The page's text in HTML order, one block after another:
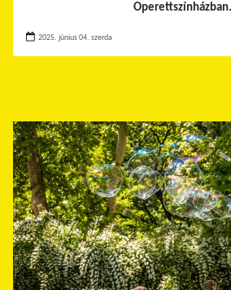
Operettszínházban.
2025. június 04. szerda